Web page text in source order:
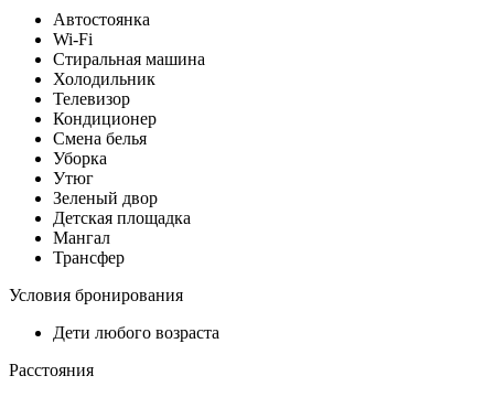
Автостоянка
Wi-Fi
Стиральная машина
Холодильник
Телевизор
Кондиционер
Смена белья
Уборка
Утюг
Зеленый двор
Детская площадка
Мангал
Трансфер
Условия бронирования
Дети любого возраста
Расстояния